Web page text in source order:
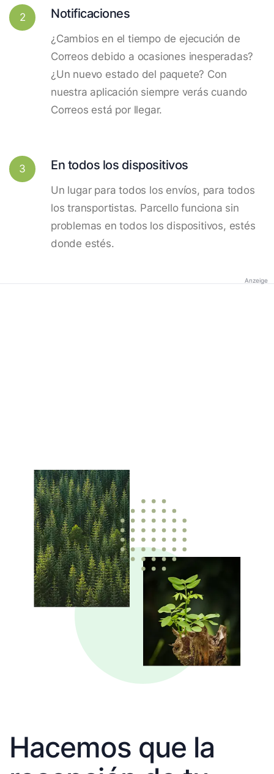
2 Notificaciones
¿Cambios en el tiempo de ejecución de
Correos debido a ocasiones inesperadas?
¿Un nuevo estado del paquete? Con
nuestra aplicación siempre verás cuando
Correos está por llegar.
3 En todos los dispositivos
Un lugar para todos los envíos, para todos
los transportistas. Parcello funciona sin
problemas en todos los dispositivos, estés
donde estés.
Anzeige
Hacemos que la